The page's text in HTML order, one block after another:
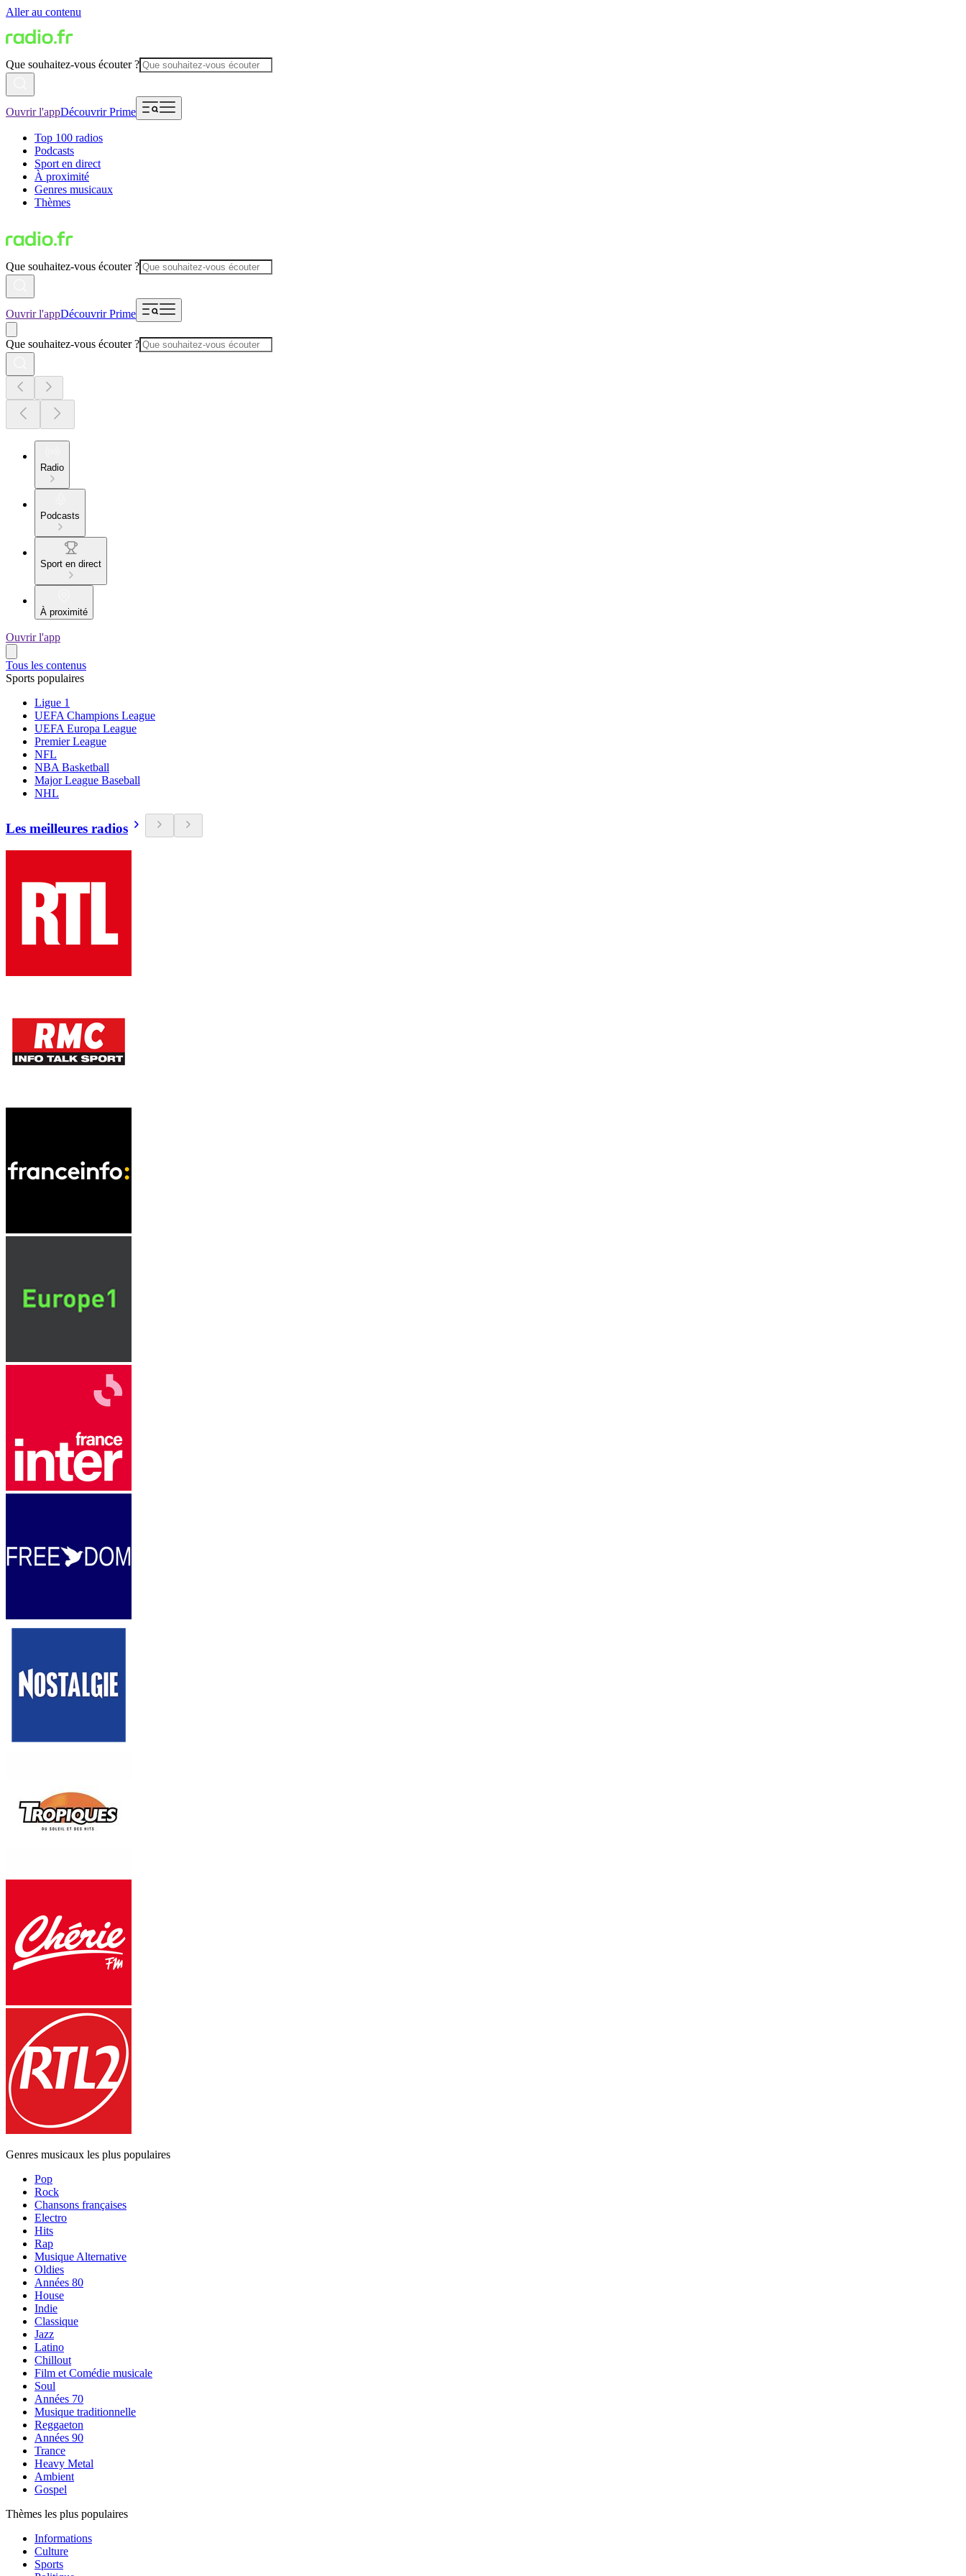
Aller au contenu
Que souhaitez-vous écouter ?
Ouvrir l'appDécouvrir Prime
Top 100 radios
Podcasts
Sport en direct
À proximité
Genres musicaux
Thèmes
Que souhaitez-vous écouter ?
Ouvrir l'appDécouvrir Prime
Que souhaitez-vous écouter ?
Radio
Podcasts
Sport en direct
À proximité
Ouvrir l'app
Tous les contenus
Sports populaires
Ligue 1
UEFA Champions League
UEFA Europa League
Premier League
NFL
NBA Basketball
Major League Baseball
NHL
Les meilleures radios
Genres musicaux les plus populaires
Pop
Rock
Chansons françaises
Electro
Hits
Rap
Musique Alternative
Oldies
Années 80
House
Indie
Classique
Jazz
Latino
Chillout
Film et Comédie musicale
Soul
Années 70
Musique traditionnelle
Reggaeton
Années 90
Trance
Heavy Metal
Ambient
Gospel
Thèmes les plus populaires
Informations
Culture
Sports